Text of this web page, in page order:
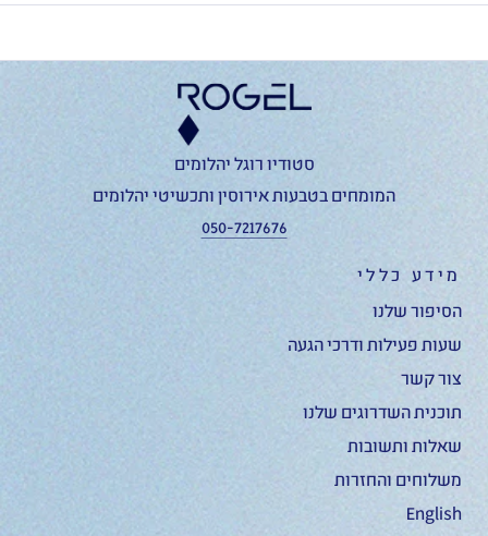
סטודיו רוגל יהלומים
המומחים בטבעות אירוסין ותכשיטי יהלומים
050-7217676
מידע כללי
הסיפור שלנו
שעות פעילות ודרכי הגעה
צור קשר
תוכנית השדרוגים שלנו
שאלות ותשובות
משלוחים והחזרות
English